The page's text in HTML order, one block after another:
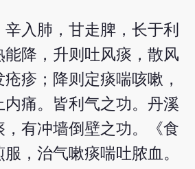
辛入肺，甘走脾，长于利
降，升则吐风痰，散风
疹；降则定痰喘咳嗽，
痛。皆利气之功。丹溪
，有冲墙倒壁之功。《食
，治气嗽痰喘吐脓血。